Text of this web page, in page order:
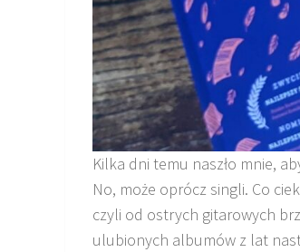
Kilka dni temu naszło mnie,
No, może oprócz singli. Co
czyli od ostrych gitarowych
ulubionych albumów z lat